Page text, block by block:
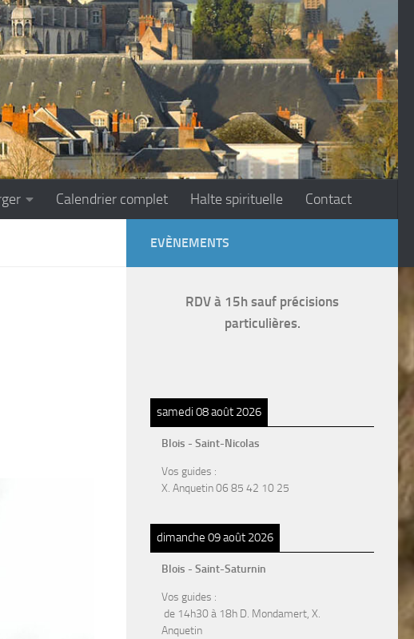
Calendrier complet Halte spirituelle Contact
EVÈNEMENTS
RDV à 15h sauf précisions
particulières.
samedi 08 août 2026
Blois - Saint-Nicolas
Vos guides :
X. Anquetin 06 85 42 10 25
dimanche 09 août 2026
Blois - Saint-Saturnin
Vos guides :
de 14h30 à 18h D. Mondamert, X.
Anquetin